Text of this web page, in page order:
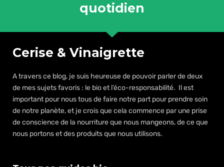
quotidien
Cerise & Vinaigrette
A travers ce blog, je suis heureuse de pouvoir parler de deux
de mes sujets favoris : le bio et l’éco-responsabilité. Il est
important pour nous tous de faire notre part pour prendre soin
de notre planète, et je crois que cela commence par une prise
de conscience de la nourriture que nous mangeons, de ce que
nous portons et des produits que nous utilisons.